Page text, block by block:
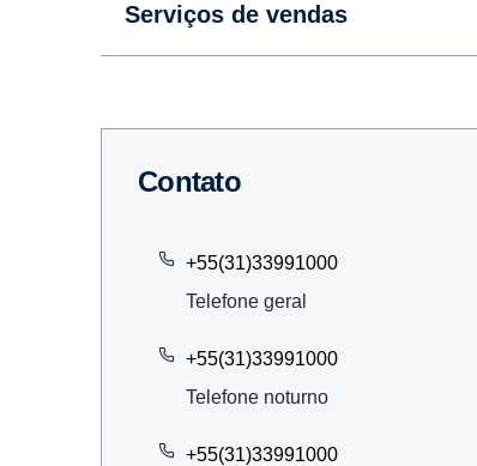
Serviços de vendas
Contato
+55(31)33991000
Telefone geral
+55(31)33991000
Telefone noturno
+55(31)33991000